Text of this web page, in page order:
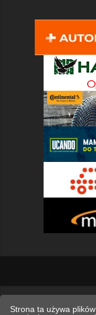
Strona ta używa